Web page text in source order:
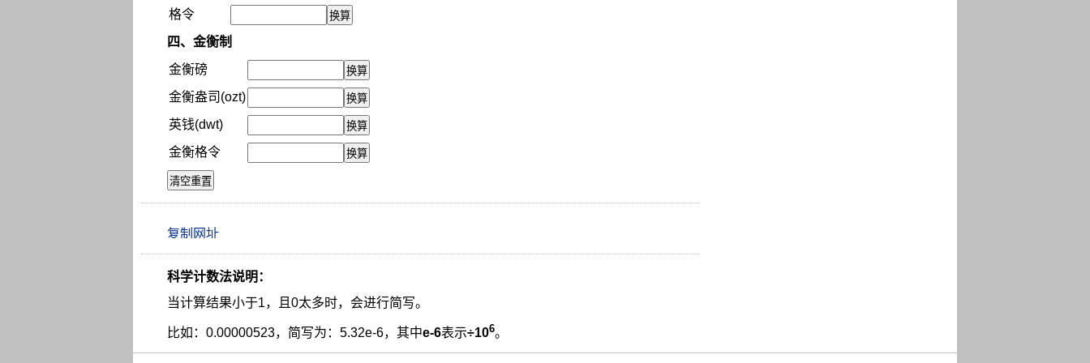
格令
四、金衡制
金衡磅
金衡盎司(ozt)
英钱(dwt)
金衡格令
科学计数法说明：
当计算结果小于1，且0太多时，会进行简写。
比如：0.00000523，简写为：5.32e-6，其中e-6表示÷106。